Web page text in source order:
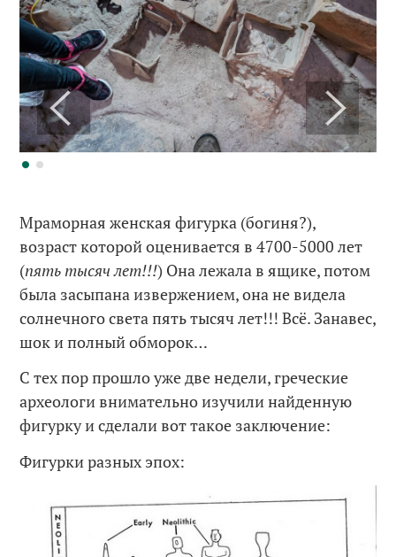
Мраморная женская фигурка (богиня?),
возраст которой оценивается в 4700-5000 лет
(пять тысяч лет!!!) Она лежала в ящике, потом
была засыпана извержением, она не видела
солнечного света пять тысяч лет!!! Всё. Занавес,
шок и полный обморок…
С тех пор прошло уже две недели, греческие
археологи внимательно изучили найденную
фигурку и сделали вот такое заключение:
Фигурки разных эпох: